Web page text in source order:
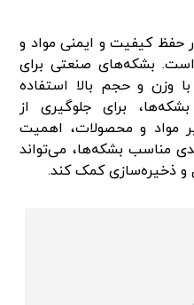
حفظ کیفیت و ایمنی مواد و
بشکه‌های صنعتی برای
وزن و حجم بالا استفاده
برای جلوگیری از
مواد و محصولات، اهمیت
مناسب بشکه‌ها، می‌تواند
ذخیره‌سازی کمک کند.